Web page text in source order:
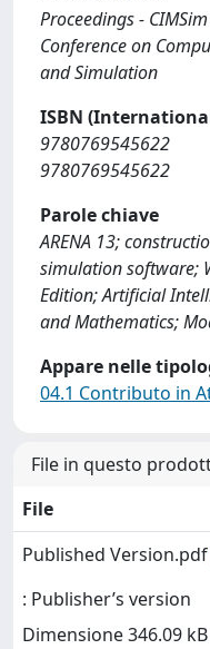
Proceedings -
Conference on
and Simulation
ISBN
9780769545622
9780769545622
Parole chiave
ARENA 13;
simulation software;
Edition; Artificial
and Mathematics;
Appare nelle
04.1 Contributo in
File in questo
File
Published Version.pdf
: Publisher’s version
Dimensione 346.09 kB